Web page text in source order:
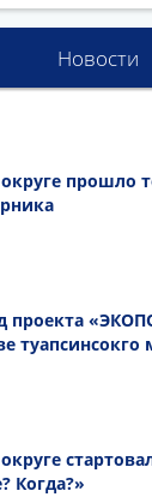
Новости
прошло
проекта
Когда?»